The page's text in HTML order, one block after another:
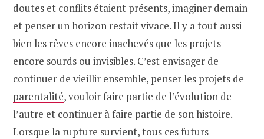
doutes et conflits étaient présents, imaginer demain
et penser un horizon restait vivace. Il y a tout aussi
bien les rêves encore inachevés que les projets
encore sourds ou invisibles. C’est envisager de
continuer de vieillir ensemble, penser les projets de
parentalité, vouloir faire partie de l’évolution de
l’autre et continuer à faire partie de son histoire.
Lorsque la rupture survient, tous ces futurs